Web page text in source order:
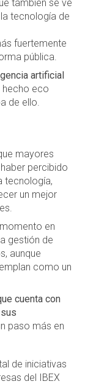
también se ve
tecnología de
fuertemente
pública.
artificial
hecho eco
de ello.
mayores
percibido
tecnología,
un mejor
en
gestión de
aunque
como un
cuenta con
paso más en
de iniciativas
del IBEX